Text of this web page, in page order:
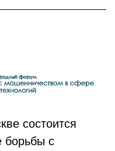
состоится
борьбы с